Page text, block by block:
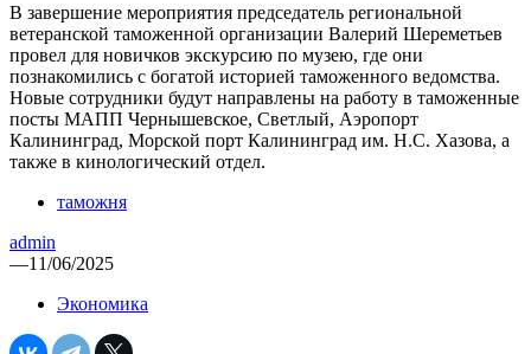
В завершение мероприятия председатель региональной
ветеранской таможенной организации Валерий Шереметьев
провел для новичков экскурсию по музею, где они
познакомились с богатой историей таможенного ведомства.
Новые сотрудники будут направлены на работу в таможенные
посты МАПП Чернышевское, Светлый, Аэропорт
Калининград, Морской порт Калининград им. Н.С. Хазова, а
также в кинологический отдел.
таможня
admin
—11/06/2025
Экономика